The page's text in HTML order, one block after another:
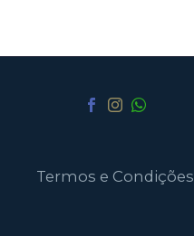
Termos e Condições